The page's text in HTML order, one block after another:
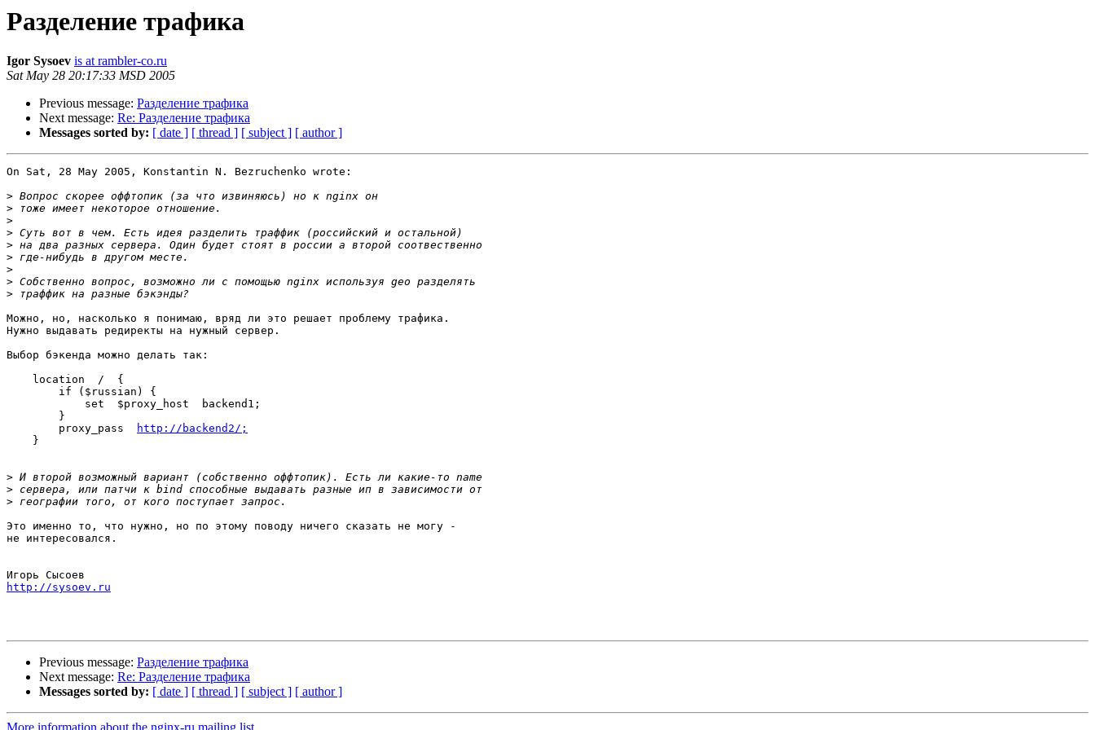
Разделение трафика
Igor Sysoev is at rambler-co.ru
Sat May 28 20:17:33 MSD 2005
Previous message: Разделение трафика
Next message: Re: Разделение трафика
Messages sorted by: [ date ] [ thread ] [ subject ] [ author ]
On Sat, 28 May 2005, Konstantin N. Bezruchenko wrote:
>
>
>
>
>
>
>
>
>
Можно, но, насколько я понимаю, вряд ли это решает проблему трафика.
Нужно выдавать редиректы на нужный сервер.
Выбор бэкенда можно делать так:
    location  /  {
        if ($russian) {
            set  $proxy_host  backend1;
        }
        proxy_pass
http://backend2/;
    }
>
>
>
Это именно то, что нужно, но по этому поводу ничего сказать не могу -
не интересовался.
http://sysoev.ru
Previous message: Разделение трафика
Next message: Re: Разделение трафика
Messages sorted by: [ date ] [ thread ] [ subject ] [ author ]